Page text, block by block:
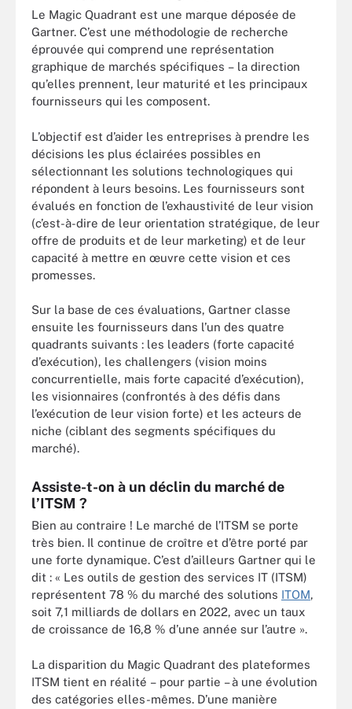
Le Magic Quadrant est une marque déposée de
Gartner. C’est une méthodologie de recherche
éprouvée qui comprend une représentation
graphique de marchés spécifiques – la direction
qu’elles prennent, leur maturité et les principaux
fournisseurs qui les composent.
L’objectif est d’aider les entreprises à prendre les
décisions les plus éclairées possibles en
sélectionnant les solutions technologiques qui
répondent à leurs besoins. Les fournisseurs sont
évalués en fonction de l’exhaustivité de leur vision
(c’est-à-dire de leur orientation stratégique, de leur
offre de produits et de leur marketing) et de leur
capacité à mettre en œuvre cette vision et ces
promesses.
Sur la base de ces évaluations, Gartner classe
ensuite les fournisseurs dans l’un des quatre
quadrants suivants : les leaders (forte capacité
d’exécution), les challengers (vision moins
concurrentielle, mais forte capacité d’exécution),
les visionnaires (confrontés à des défis dans
l’exécution de leur vision forte) et les acteurs de
niche (ciblant des segments spécifiques du
marché).
Assiste-t-on à un déclin du marché de
l’ITSM ?
Bien au contraire ! Le marché de l’ITSM se porte
très bien. Il continue de croître et d’être porté par
une forte dynamique. C’est d’ailleurs Gartner qui le
dit : « Les outils de gestion des services IT (ITSM)
représentent 78 % du marché des solutions ITOM,
soit 7,1 milliards de dollars en 2022, avec un taux
de croissance de 16,8 % d’une année sur l’autre ».
La disparition du Magic Quadrant des plateformes
ITSM tient en réalité – pour partie – à une évolution
des catégories elles-mêmes. D’une manière